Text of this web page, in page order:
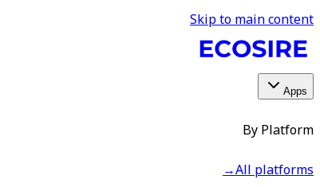
Skip to main content
Apps
By Platform
All platforms
→